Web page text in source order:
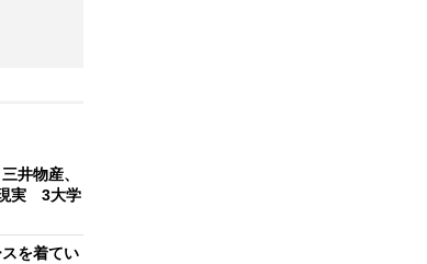
井物産、
現実 3大学
を着てい